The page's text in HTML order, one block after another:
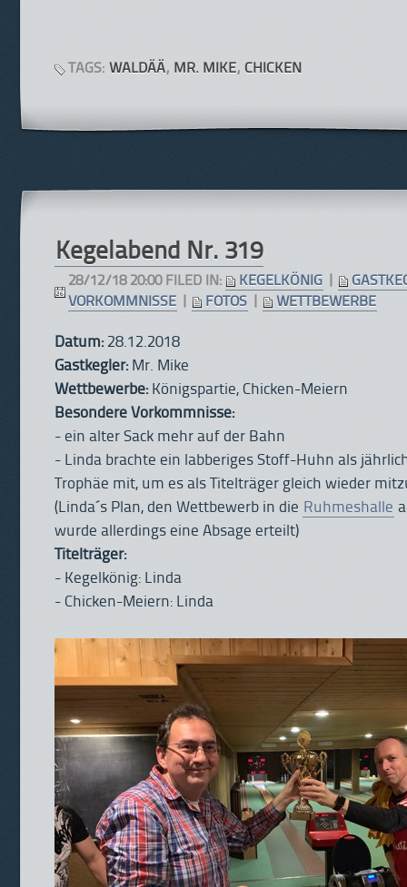
TAGS: WALDÄÄ, MR. MIKE, CHICKEN
Kegelabend Nr. 319
28/12/18 20:00 FILED IN: KEGELKÖNIG
VORKOMMNISSE
FOTOS WETTBEWERBE
Datum:28.12.2018
Gastkegler:Mr. Mike
Wettbewerbe: Königspartie, Chicken-Meiern
Besondere Vorkommnisse:
- ein alter Sack mehr auf der Bahn
- Linda brachte ein labberiges Stoff-Huhn als
Trophäe mit, um es als Titelträger gleich wieder
(Linda´s Plan, den Wettbewerb in die Ruhmeshalle
wurde allerdings eine Absage erteilt)
Titelträger:
- Kegelkönig: Linda
- Chicken-Meiern: Linda